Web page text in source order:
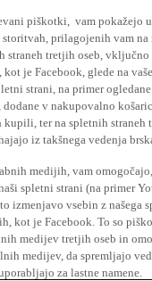
piškotki, vam pokažejo
prilagojenih vam na
straneh tretjih oseb, vključno
kot je Facebook, glede na
strani, na primer
dodane v nakupovalno
kupili, ter na spletnih straneh
iz takšnega vedenja
medijih, vam
spletni strani (na primer
izmenjavo vsebin z našega
kot je Facebook. To so
medijev tretjih oseb in
medijev, da spremljajo
za lastne namene.